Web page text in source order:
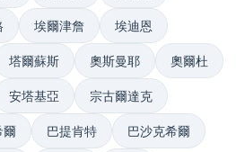
埃爾津詹 埃迪恩
塔爾蘇斯 奧斯曼耶 奧爾杜
安塔基亞 宗古爾達克
爾 巴提肯特 巴沙克希爾